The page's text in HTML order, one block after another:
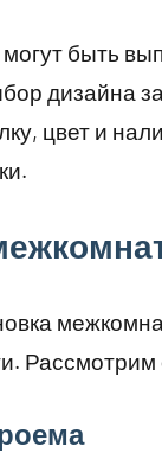
быть
дизайна
цвет и
Рассмотрим